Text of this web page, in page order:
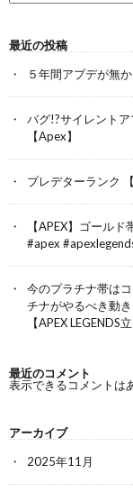
最近の投稿
５年間アプデが無
バグ!?サイレント
【Apex】
プレデターランク
【APEX】ゴール
#apex
今のプラチナ帯は
チナがやるべき動
【APEX LEGENDS
最近のコメント
表示できるコメントは
アーカイブ
2025年11月